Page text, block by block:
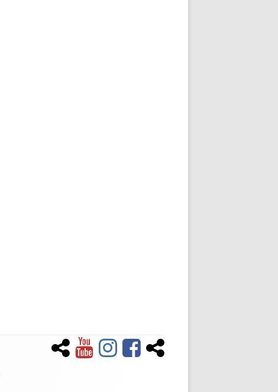
NewsletterYouTubeInstagramFacebookTiktok